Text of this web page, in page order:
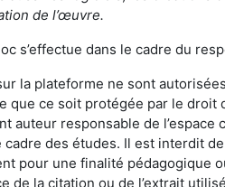
de l’œuvre.
s’effectue dans le cadre du
la plateforme ne sont
ce soit protégée par le droit
auteur responsable de l’espace
des études. Il est interdit
pour une finalité pédagogique
de la citation ou de l’extrait